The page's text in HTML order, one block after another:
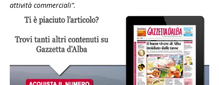
attività commerciali”.